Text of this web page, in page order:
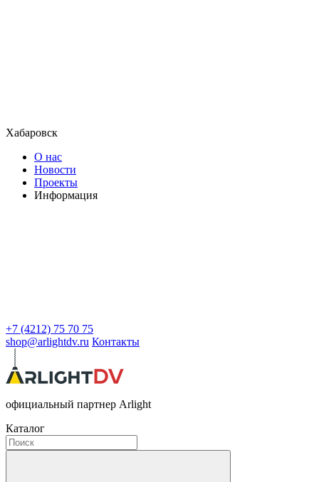
Хабаровск
О нас
Новости
Проекты
Информация
+7 (4212) 75 70 75
shop@arlightdv.ru Контакты
официальный партнер Arlight
Каталог